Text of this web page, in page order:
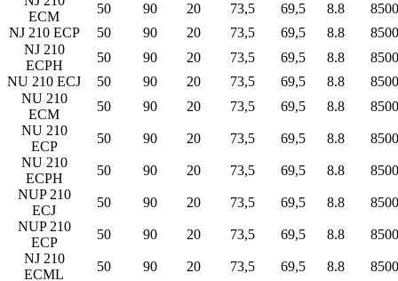
ECM
50 90 20 73,5 69,5 8.8
8500
NJ 210 ECP
50 90 20 73,5 69,5 8.8
8500
NJ 210
ECPH
50 90 20 73,5 69,5 8.8
8500
NU 210 ECJ
50 90 20 73,5 69,5 8.8
8500
NU 210
ECM
50 90 20 73,5 69,5 8.8
8500
NU 210
ECP
50 90 20 73,5 69,5 8.8
8500
NU 210
ECPH
50 90 20 73,5 69,5 8.8
8500
NUP 210
ECJ
50 90 20 73,5 69,5 8.8
8500
NUP 210
ECP
50 90 20 73,5 69,5 8.8
8500
NJ 210
ECML
50 90 20 73,5 69,5 8.8
8500